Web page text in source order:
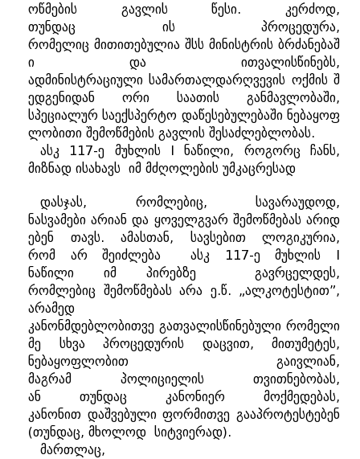
ოწმების
გავლის წესი. კერძოდ,
თუნდაც
ის პროცედურა,
რომელიც მითითებულია შსს მინისტრის ბრძანებაშ
ი
და ითვალისწინებს,
ადმინისტრაციული სამართალდარღვევის ოქმის შ
ედგენიდან
ორი საათის განმავლობაში,
სპეციალურ საექსპერტო დაწესებულებაში ნებაყოფ
ლობითი შემოწმების გავლის შესაძლებლობას.
ასკ 117-ე მუხლის Iნაწილი, როგორც ჩანს,
მიზნად ისახავს იმ მძღოლების უმკაცრესად
დასჯას, რომლებიც, სავარაუდოდ,
ნასვამები არიან და ყოველგვარ შემოწმებას არიდ
ებენ
თავს. ამასთან, სავსებით ლოგიკურია,
რომ
არ შეიძლება ასკ 117-ე მუხლის
ნაწილი
იმ პირებზე გავრცელდეს,
რომლებიც შემოწმებას არა ე.წ. „ალკოტესტით”,
არამედ
კანონმდებლობითვე გათვალისწინებული რომელი
მე
სხვა პროცედურის დაცვით, მითუმეტეს,
ნებაყოფლობით
გაივლიან,
მაგრამ
პოლიციელის თვითნებობას,
ან
თუნდაც კანონიერ მოქმედებას,
კანონით დაშვებული ფორმითვე გააპროტესტებენ
(თუნდაც, მხოლოდ სიტვიერად).
მართლაც,